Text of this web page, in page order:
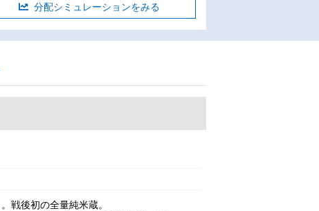
分配シミュレーションをみる
戦後初の全量純米蔵。